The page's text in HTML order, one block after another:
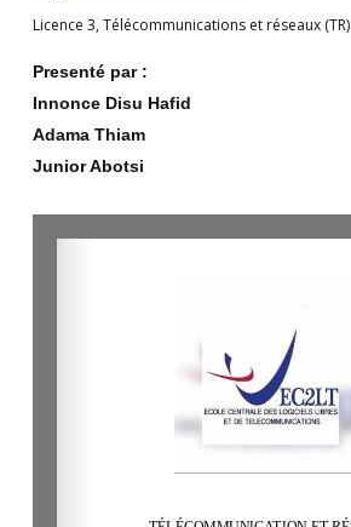
Licence 3,Télécommunications et réseaux (TR)
Presenté par :
Innonce Disu Hafid
Adama Thiam
Junior Abotsi